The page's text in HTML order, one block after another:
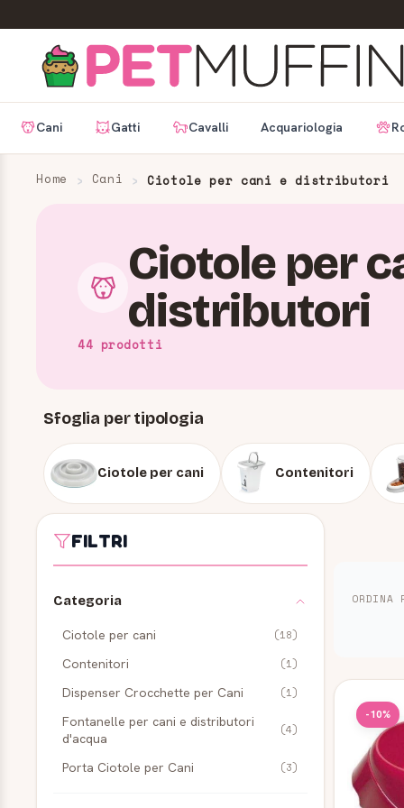
Cani Gatti Cavalli Acquariologia
Home Cani Ciotole per cani e distributori
Ciotole per
distributori
44 prodotti
Sfoglia per tipologia
Ciotole per cani Contenitori
FILTRI
Categoria
Ciotole per cani (18)
Contenitori (1)
Dispenser Crocchette per Cani (1)
Fontanelle per cani e distributori
d'acqua
(4)
Porta Ciotole per Cani (3)
ORDINA
-10%